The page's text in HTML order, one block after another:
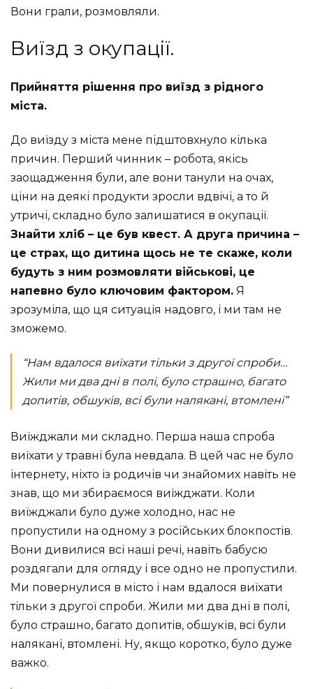
Вони грали, розмовляли.
Виїзд з окупації.
Прийняття рішення про виїзд з рідного
міста.
До виїзду з міста мене підштовхнуло кілька
причин. Перший чинник – робота, якісь
заощадження були, але вони танули на очах,
ціни на деякі продукти зросли вдвічі, а то й
утричі, складно було залишатися в окупації.
Знайти хліб – це був квест. А друга причина –
це страх, що дитина щось не те скаже, коли
будуть з ним розмовляти військові, це
напевно було ключовим фактором. Я
зрозуміла, що ця ситуація надовго, і ми там не
зможемо.
“Нам вдалося виїхати тільки з другої спроби…
Жили ми два дні в полі, було страшно, багато
допитів, обшуків, всі були налякані, втомлені”
Виїжджали ми складно. Перша наша спроба
виїхати у травні була невдала. В цей час не було
інтернету, ніхто із родичів чи знайомих навіть не
знав, що ми збираємося виїжджати. Коли
виїжджали було дуже холодно, нас не
пропустили на одному з російських блокпостів.
Вони дивилися всі наші речі, навіть бабусю
роздягали для огляду і все одно не пропустили.
Ми повернулися в місто і нам вдалося виїхати
тільки з другої спроби. Жили ми два дні в полі,
було страшно, багато допитів, обшуків, всі були
налякані, втомлені. Ну, якщо коротко, було дуже
важко.